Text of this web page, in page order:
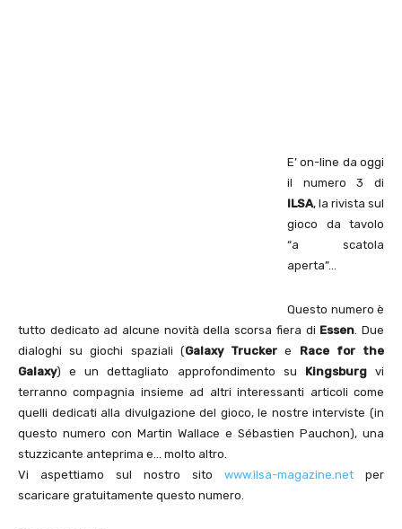
E’ on-line da oggi
il numero 3 di
ILSA, la rivista sul
gioco da tavolo
“a scatola
aperta”…
Questo numero è
tutto dedicato ad alcune novità della scorsa fiera di Essen. Due
dialoghi su giochi spaziali (Galaxy Trucker e Race for the
Galaxy) e un dettagliato approfondimento su Kingsburgvi
terranno compagnia insieme ad altri interessanti articoli come
quelli dedicati alla divulgazione del gioco, le nostre interviste (in
questo numero con Martin Wallace e Sébastien Pauchon), una
stuzzicante anteprima e… molto altro.
Vi aspettiamo sul nostro sito www.ilsa-magazine.net per
scaricare gratuitamente questo numero.